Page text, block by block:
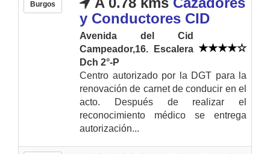
Burgos
y Conductores CID
Avenida del Cid
Campeador,16. Escalera
Dch 2°-P
Centro autorizado por la DGT para la
renovación de carnet de conducir en el
acto. Después de realizar el
reconocimiento médico se entrega
autorización...